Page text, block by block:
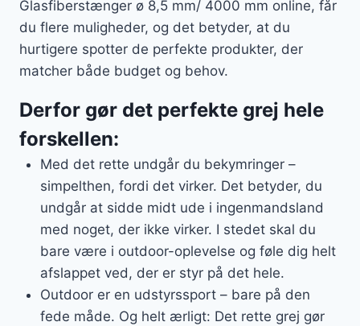
Glasfiberstænger ø 8,5 mm/ 4000 mm online, får
du flere muligheder, og det betyder, at du
hurtigere spotter de perfekte produkter, der
matcher både budget og behov.
Derfor gør det perfekte grej hele
forskellen:
Med det rette undgår du bekymringer –
simpelthen, fordi det virker. Det betyder, du
undgår at sidde midt ude i ingenmandsland
med noget, der ikke virker. I stedet skal du
bare være i outdoor-oplevelse og føle dig helt
afslappet ved, der er styr på det hele.
Outdoor er en udstyrssport – bare på den
fede måde. Og helt ærligt: Det rette grej gør